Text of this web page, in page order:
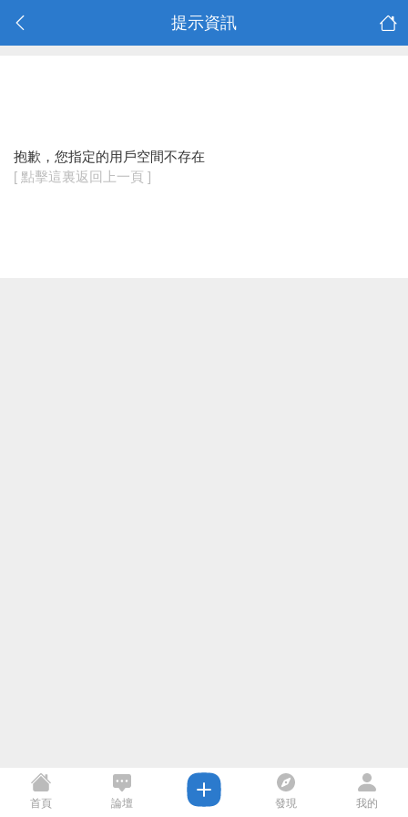
提示資訊
抱歉，您指定的用戶空間不存在
[ 點擊這裏返回上一頁 ]
首頁 論壇 發現 我的